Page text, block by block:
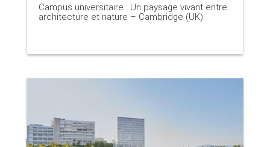
Campus universitaire : Un paysage vivant entre
architecture et nature – Cambridge (UK)